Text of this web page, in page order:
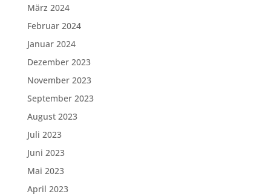
März 2024
Februar 2024
Januar 2024
Dezember 2023
November 2023
September 2023
August 2023
Juli 2023
Juni 2023
Mai 2023
April 2023